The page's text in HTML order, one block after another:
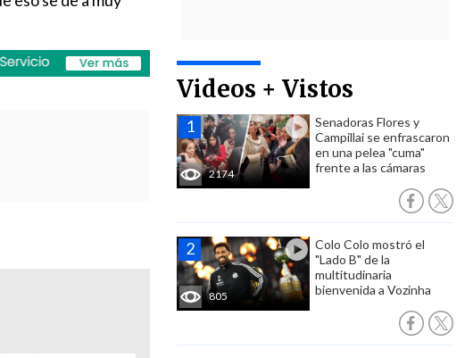
Videos + Vistos
2174
Senadoras Flores y
Campillai se enfrascaron
en una pelea "cuma"
frente a las cámaras
805
Colo Colo mostró el
"Lado B" de la
multitudinaria
bienvenida a Vozinha